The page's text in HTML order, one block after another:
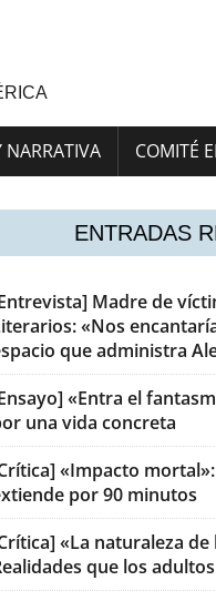
NARRATIVA COMITÉ
ENTRADAS
Madre de
«Nos
que administra
«Entra el
una vida concreta
«Impacto
por 90 minutos
«La naturaleza
que los